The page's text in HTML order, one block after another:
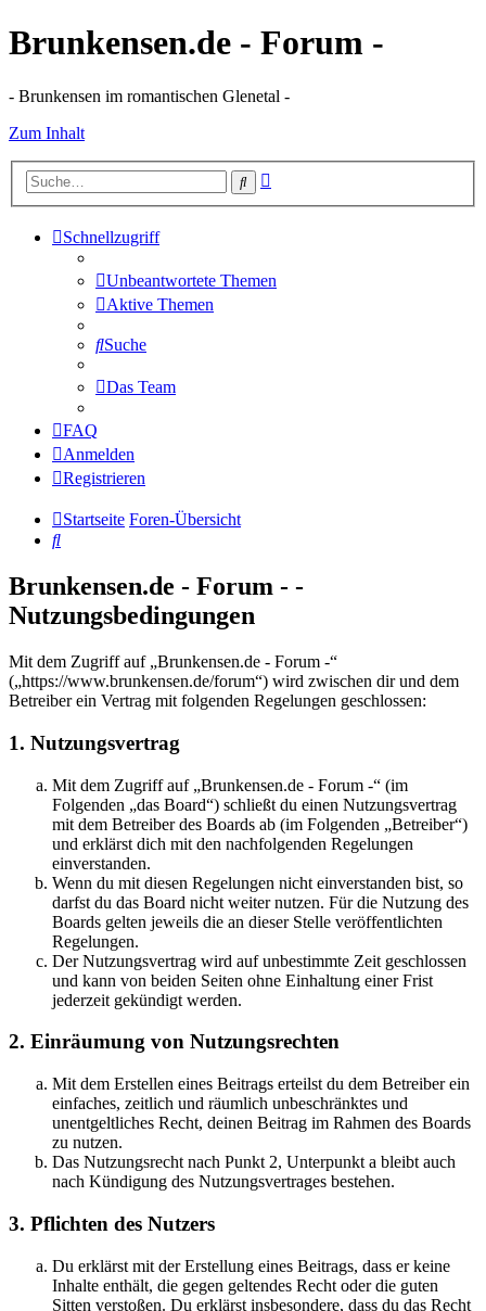
Brunkensen.de - Forum -
- Brunkensen im romantischen Glenetal -
Zum Inhalt
Suche
Schnellzugriff
Unbeantwortete Themen
Aktive Themen
Suche
Das Team
FAQ
Anmelden
Registrieren
Startseite Foren-Übersicht
Suche
Brunkensen.de - Forum - -
Nutzungsbedingungen
Mit dem Zugriff auf „Brunkensen.de - Forum -“
(„https://www.brunkensen.de/forum“) wird zwischen dir und dem
Betreiber ein Vertrag mit folgenden Regelungen geschlossen:
1. Nutzungsvertrag
Mit dem Zugriff auf „Brunkensen.de - Forum -“ (im
Folgenden „das Board“) schließt du einen Nutzungsvertrag
mit dem Betreiber des Boards ab (im Folgenden „Betreiber“)
und erklärst dich mit den nachfolgenden Regelungen
einverstanden.
Wenn du mit diesen Regelungen nicht einverstanden bist, so
darfst du das Board nicht weiter nutzen. Für die Nutzung des
Boards gelten jeweils die an dieser Stelle veröffentlichten
Regelungen.
Der Nutzungsvertrag wird auf unbestimmte Zeit geschlossen
und kann von beiden Seiten ohne Einhaltung einer Frist
jederzeit gekündigt werden.
2. Einräumung von Nutzungsrechten
Mit dem Erstellen eines Beitrags erteilst du dem Betreiber ein
einfaches, zeitlich und räumlich unbeschränktes und
unentgeltliches Recht, deinen Beitrag im Rahmen des Boards
zu nutzen.
Das Nutzungsrecht nach Punkt 2, Unterpunkt a bleibt auch
nach Kündigung des Nutzungsvertrages bestehen.
3. Pflichten des Nutzers
Du erklärst mit der Erstellung eines Beitrags, dass er keine
Inhalte enthält, die gegen geltendes Recht oder die guten
Sitten verstoßen. Du erklärst insbesondere, dass du das Recht